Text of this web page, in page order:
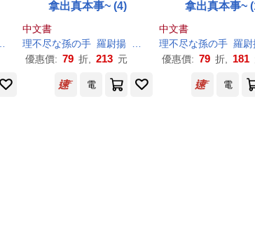
シロタカ
拿出真本事~ (4)
中文書
理不尽な孫の手 羅尉揚
シロタカ
優惠價: 79 折, 213 元
拿出真本事~
中文書
理不尽な孫の手 羅尉
優惠價: 79 折, 181
電 電